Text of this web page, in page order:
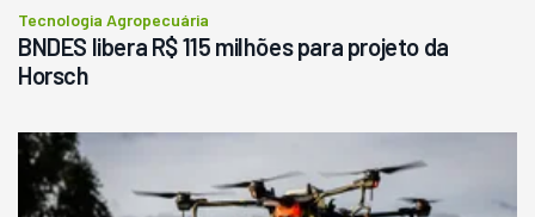
Tecnologia Agropecuária
BNDES libera R$ 115 milhões para projeto da
Horsch